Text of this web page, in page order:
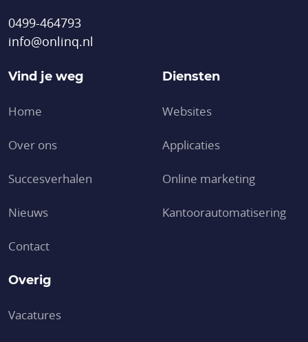
0499-464793
info@onlinq.nl
Vind je weg
Home
Over ons
Succesverhalen
Nieuws
Contact
Diensten
Websites
Applicaties
Online marketing
Kantoor­automatisering
Overig
Vacatures